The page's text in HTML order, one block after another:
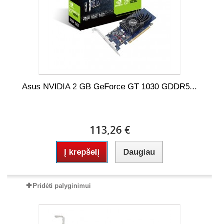
Asus NVIDIA 2 GB GeForce GT 1030 GDDR5...
113,26 €
Į krepšelį Daugiau
Pridėti palyginimui